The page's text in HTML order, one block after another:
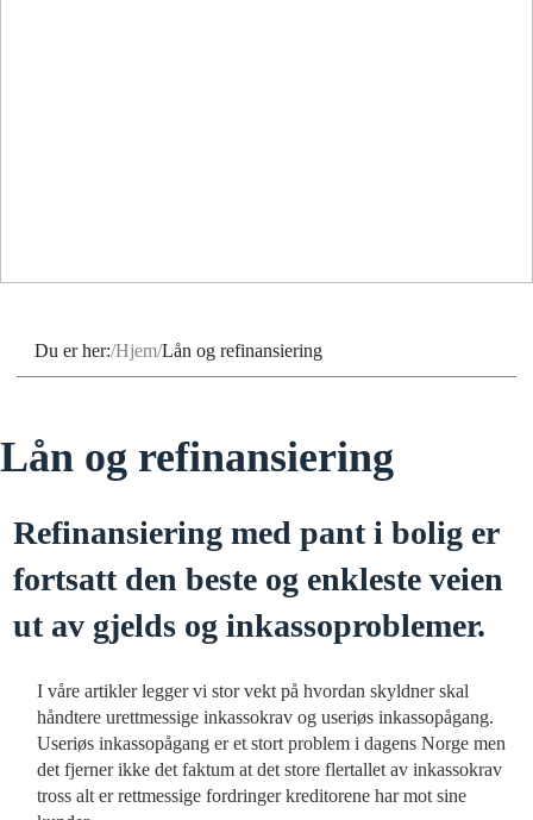
Du er her: Hjem Lån og refinansiering
Lån og refinansiering
Refinansiering med pant i bolig er
fortsatt den beste og enkleste veien
ut av gjelds og inkassoproblemer.
I våre artikler legger vi stor vekt på hvordan skyldner skal
håndtere urettmessige inkassokrav og useriøs inkassopågang.
Useriøs inkassopågang er et stort problem i dagens Norge men
det fjerner ikke det faktum at det store flertallet av inkassokrav
tross alt er rettmessige fordringer kreditorene har mot sine